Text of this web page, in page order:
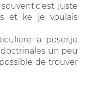
juste
et ke je voulais
a poser,je
un peu
de trouver